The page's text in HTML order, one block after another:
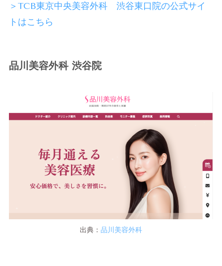
＞TCB東京中央美容外科 渋谷東口院の公式サイ
トはこちら
品川美容外科 渋谷院
出典： 品川美容外科